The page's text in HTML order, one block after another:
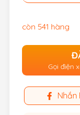
còn 541 hàng
Gọi điện
Nhắn